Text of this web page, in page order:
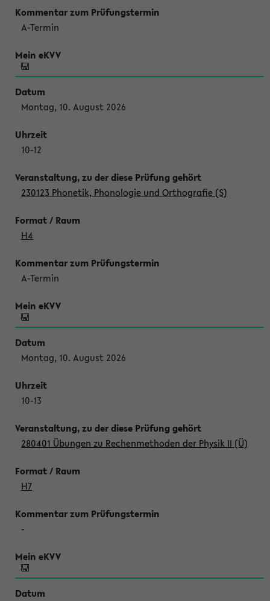
A-Termin
Montag, 10. August 2026
10-12
230123 Phonetik, Phonologie und Orthografie (S)
H4
A-Termin
Montag, 10. August 2026
10-13
280401 Übungen zu Rechenmethoden der Physik II (Ü)
H7
-